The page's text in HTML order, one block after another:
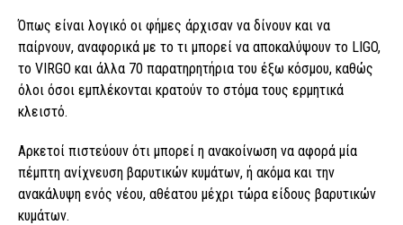
Όπως είναι λογικό οι φήμες άρχισαν να δίνουν και να
παίρνουν, αναφορικά με το τι μπορεί να αποκαλύψουν το LIGO,
το VIRGO και άλλα 70 παρατηρητήρια του έξω κόσμου, καθώς
όλοι όσοι εμπλέκονται κρατούν το στόμα τους ερμητικά
κλειστό.
Αρκετοί πιστεύουν ότι μπορεί η ανακοίνωση να αφορά μία
πέμπτη ανίχνευση βαρυτικών κυμάτων, ή ακόμα και την
ανακάλυψη ενός νέου, αθέατου μέχρι τώρα είδους βαρυτικών
κυμάτων.